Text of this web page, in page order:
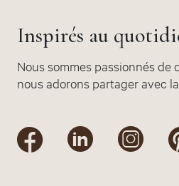
Inspirés au
Nous sommes passionnés de
nous adorons partager avec